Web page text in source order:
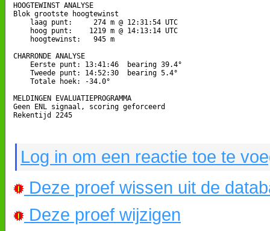
HOOGTEWINST ANALYSE
Blok grootste hoogtewinst
    laag punt:     274 m @ 12:31:54 UTC
    hoog punt:    1219 m @ 14:13:14 UTC
    hoogtewinst:   945 m
CHARRONDE ANALYSE
    Eerste punt: 13:41:46  bearing 39.4°
    Tweede punt: 14:52:30  bearing 5.4°
    Totale hoek: -34.0°
MELDINGEN EVALUATIEPROGRAMMA
Geen ENL signaal, scoring geforceerd
Rekentijd 2245
Log in om een reactie toe te
Deze proef wissen uit de
Deze proef wijzigen